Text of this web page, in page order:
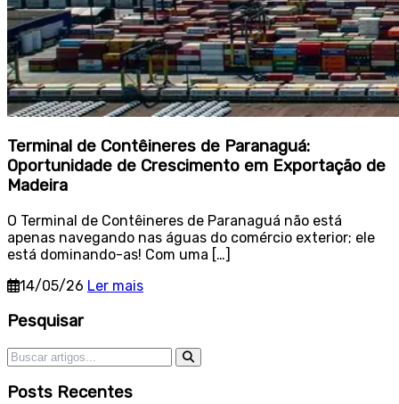
Terminal de Contêineres de Paranaguá:
Oportunidade de Crescimento em Exportação de
Madeira
O Terminal de Contêineres de Paranaguá não está
apenas navegando nas águas do comércio exterior; ele
está dominando-as! Com uma […]
14/05/26 Ler mais
Sidebar
Pesquisar
Pesquisar por:
Posts Recentes